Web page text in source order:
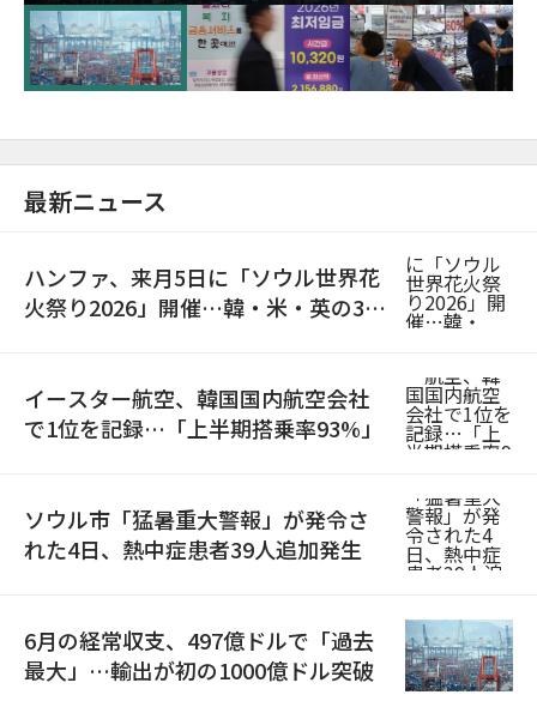
が初の1000億ドル突破
最新ニュース
ハンファ、来月5日に「ソウル世界花
火祭り2026」開催…韓・米・英の3カ
イースター航空、韓国国内航空会社
で1位を記録…「上半期搭乗率93%」
ソウル市「猛暑重大警報」が発令さ
れた4日、熱中症患者39人追加発生
6月の経常収支、497億ドルで「過去
最大」…輸出が初の1000億ドル突破